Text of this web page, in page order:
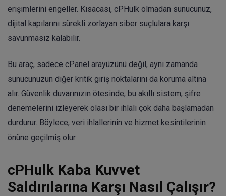
erişimlerini engeller. Kısacası, cPHulk olmadan sunucunuz,
dijital kapılarını sürekli zorlayan siber suçlulara karşı
savunmasız kalabilir.
Bu araç, sadece cPanel arayüzünü değil, aynı zamanda
sunucunuzun diğer kritik giriş noktalarını da koruma altına
alır. Güvenlik duvarınızın ötesinde, bu akıllı sistem, şifre
denemelerini izleyerek olası bir ihlali çok daha başlamadan
durdurur. Böylece, veri ihlallerinin ve hizmet kesintilerinin
önüne geçilmiş olur.
cPHulk Kaba Kuvvet
Saldırılarına Karşı Nasıl Çalışır?